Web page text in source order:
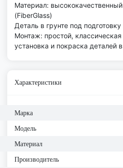
Материал: высококачественный
(FiberGlass)
Деталь в грунте под
Монтаж: простой,
установка и покраска деталей
Характеристики
Марка
Модель
Материал
Производитель